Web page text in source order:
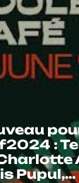
:
Pupul,…